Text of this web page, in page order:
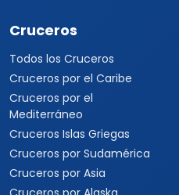
Cruceros
Todos los Cruceros
Cruceros por el Caribe
Cruceros por el
Mediterráneo
Cruceros Islas Griegas
Cruceros por Sudamérica
Cruceros por Asia